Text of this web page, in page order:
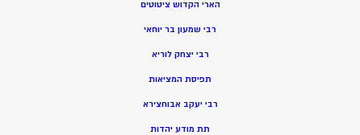
הארי הקדוש ציטוטים
רבי שמעון בר יוחאי
רבי יצחק לוריא
תפיסת המציאות
רבי יעקב אבוחצירא
תת מודע יהדות